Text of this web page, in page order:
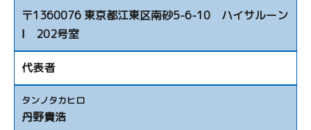
〒1360076 東京都江東区南砂5-6-10 ハイサルーン
Ⅰ 202号室
代表者
タンノタカヒロ
丹野貴浩